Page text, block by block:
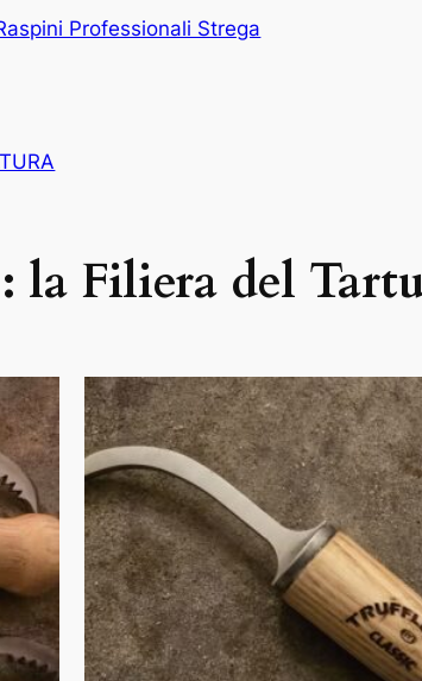
Professionali Strega
la Filiera del